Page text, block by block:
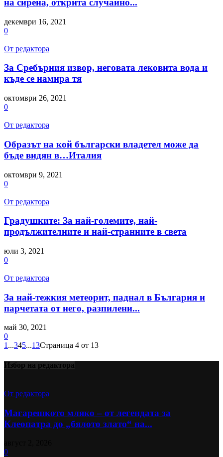
на сирена, открита случайно...
декември 16, 2021
0
От редактора
За Сребърния извор, неговата лековита вода и
къде се намира тя
октомври 26, 2021
0
От редактора
Образът на кой български владетел може да
бъде видян в…Италия
октомври 9, 2021
0
От редактора
Градушките: За най-големите, най-
продължителните и най-странните в света
юли 3, 2021
0
От редактора
За най-тежкия метеорит, паднал в България и
парчетата от него, разпилени...
май 30, 2021
0
1...345...13Страница 4 от 13
Избор на редактора
От редактора
Магарешкото мляко – от легендата за
Клеопатра до „бялото злато“ на...
0